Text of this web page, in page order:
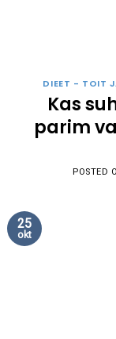
DIEET - TOIT
Kas
parim
POSTED
25
okt